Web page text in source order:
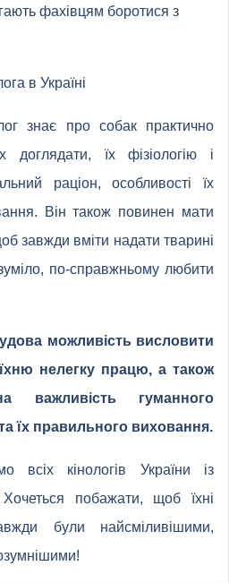
фахівцям боротися з
в Україні
знає про собак практично
їх фізіологію і
раціон, особливості їх
Він також повинен мати
завжди вміти надати тварині
по-справжньому любити
можливість висловити
нелегку працю, а також
важливість гуманного
їх правильного виховання.
всіх кінологів України із
побажати, щоб їхні
були найсміливішими,